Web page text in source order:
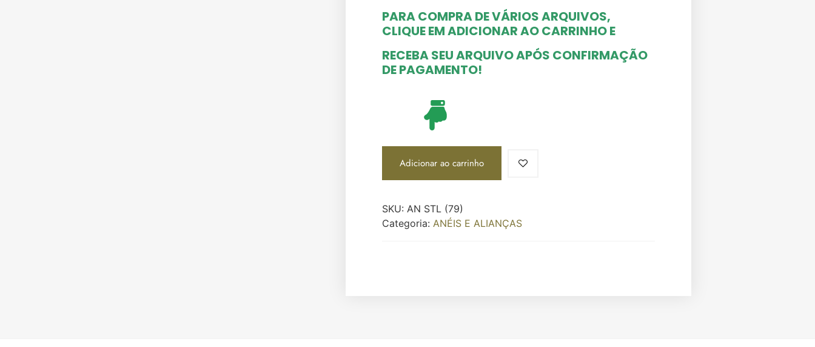
PARA COMPRA DE VÁRIOS ARQUIVOS,
CLIQUE EM ADICIONAR AO CARRINHOE
RECEBA SEU ARQUIVO APÓS CONFIRMAÇÃO
DE PAGAMENTO!
Adicionar ao carrinho
SKU: AN STL (79)
Categoria: ANÉIS E ALIANÇAS